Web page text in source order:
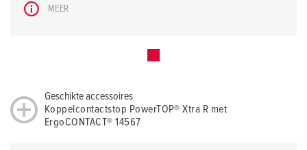
MEER
Geschikte accessoires
Koppelcontactstop PowerTOP® Xtra R met
ErgoCONTACT® 14567